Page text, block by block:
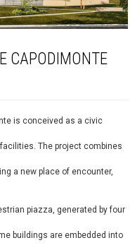
CAPODIMONTE
is conceived as a civic
The project combines
a new place of encounter,
piazza, generated by four
buildings are embedded into